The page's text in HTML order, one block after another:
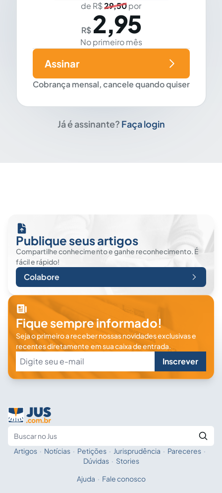
de R$29,50por
R$ 2,95
No primeiro mês
Cobrança mensal, cancele quando quiser
Assinar
Já é assinante? Faça login
Publique seus artigos
Compartilhe conhecimento e ganhe reconhecimento. É
fácil e rápido!
Colabore
Fique sempre informado!
Seja o primeiro a receber nossas novidades exclusivas e
recentes diretamente em sua caixa de entrada.
Inscrever
Fale com a IA
Artigos · Notícias · Petições · Jurisprudência · Pareceres ·
Dúvidas · Stories
Ajuda · Fale conosco